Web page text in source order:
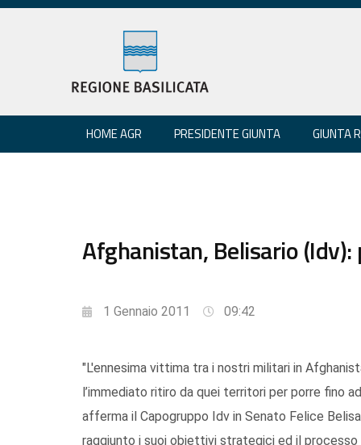
HOME AGR PRESIDENTE GIUNTA GIUNTA
Afghanistan, Belisario
1 Gennaio 2011 09:42
"L'ennesima vittima tra i nostri militari in
l’immediato ritiro da quei territori per porre fino
afferma il Capogruppo Idv in Senato Felice
raggiunto i suoi obiettivi strategici ed il processo